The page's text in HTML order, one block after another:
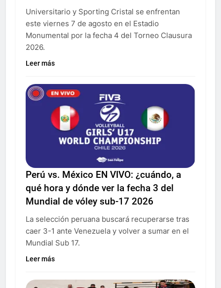
Universitario y Sporting Cristal se enfrentan
este viernes 7 de agosto en el Estadio
Monumental por la fecha 4 del Torneo Clausura
2026.
Leer más
Perú vs. México EN VIVO: ¿cuándo, a
qué hora y dónde ver la fecha 3 del
Mundial de vóley sub-17 2026
La selección peruana buscará recuperarse tras
caer 3-1 ante Venezuela y volver a sumar en el
Mundial Sub 17.
Leer más